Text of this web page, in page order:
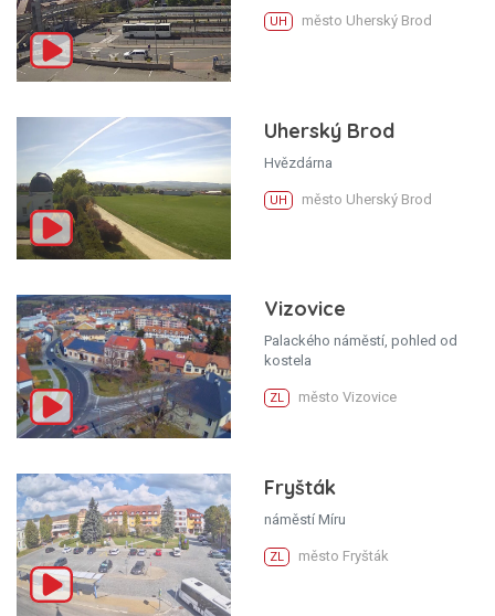
UH město Uherský Brod
Uherský Brod
Hvězdárna
UH město Uherský Brod
Vizovice
Palackého náměstí, pohled od
kostela
ZL město Vizovice
Fryšták
náměstí Míru
ZL město Fryšták